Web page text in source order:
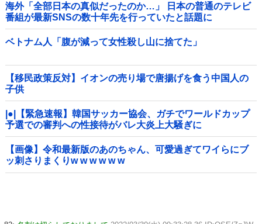
海外「全部日本の真似だったのか…」 日本の普通のテレビ
番組が最新SNSの数十年先を行っていたと話題に
ベトナム人「腹が減って女性殺し山に捨てた」
【移民政策反対】イオンの売り場で唐揚げを食う中国人の
子供
|●|【緊急速報】韓国サッカー協会、ガチでワールドカップ
予選での審判への性接待がバレ大炎上大騒ぎに
【画像】令和最新版のあのちゃん、可愛過ぎてワイらにブ
ッ刺さりまくりw w w w w w